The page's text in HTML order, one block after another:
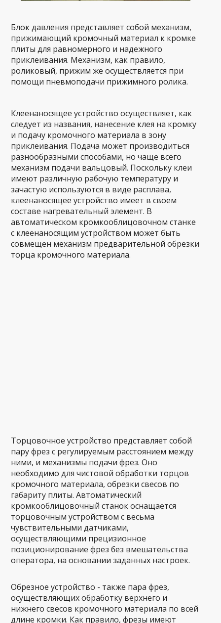
Блок давления представляет собой механизм,
прижимающий кромочный материал к кромке
плиты для равномерного и надежного
приклеивания. Механизм, как правило,
роликовый, прижим же осуществляется при
помощи пневмоподачи прижимного ролика.
Клеенаносящее устройство осуществляет, как
следует из названия, нанесение клея на кромку
и подачу кромочного материала в зону
приклеивания. Подача может производиться
разнообразными способами, но чаще всего
механизм подачи вальцовый. Поскольку клеи
имеют различную рабочую температуру и
зачастую используются в виде расплава,
клеенаносящее устройство имеет в своем
составе нагревательный элемент. В
автоматическом кромкооблицовочном станке
с клеенаносящим устройством может быть
совмещен механизм предварительной обрезки
торца кромочного материала.
Торцовочное устройство представляет собой
пару фрез с регулируемым расстоянием между
ними, и механизмы подачи фрез. Оно
необходимо для чистовой обработки торцов
кромочного материала, обрезки свесов по
габариту плиты. Автоматический
кромкооблицовочный станок оснащается
торцовочным устройством с весьма
чувствительными датчиками,
осуществляющими прецизионное
позиционирование фрез без вмешательства
оператора, на основании заданных настроек.
Обрезное устройство - также пара фрез,
осуществляющих обработку верхнего и
нижнего свесов кромочного материала по всей
длине кромки. Как правило, фрезы имеют